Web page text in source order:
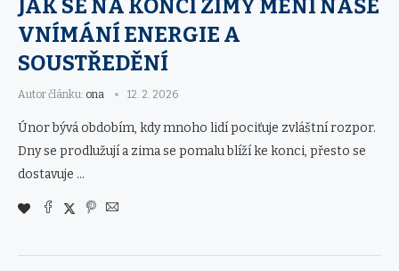
JAK SE NA KONCI ZIMY MĚNÍ NAŠE
VNÍMÁNÍ ENERGIE A
SOUSTŘEDĚNÍ
Autor článku: ona 12. 2. 2026
Únor bývá obdobím, kdy mnoho lidí pociťuje zvláštní rozpor.
Dny se prodlužují a zima se pomalu blíží ke konci, přesto se
dostavuje …